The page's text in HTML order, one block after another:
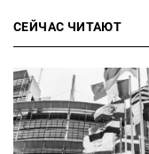
СЕЙЧАС ЧИТАЮТ